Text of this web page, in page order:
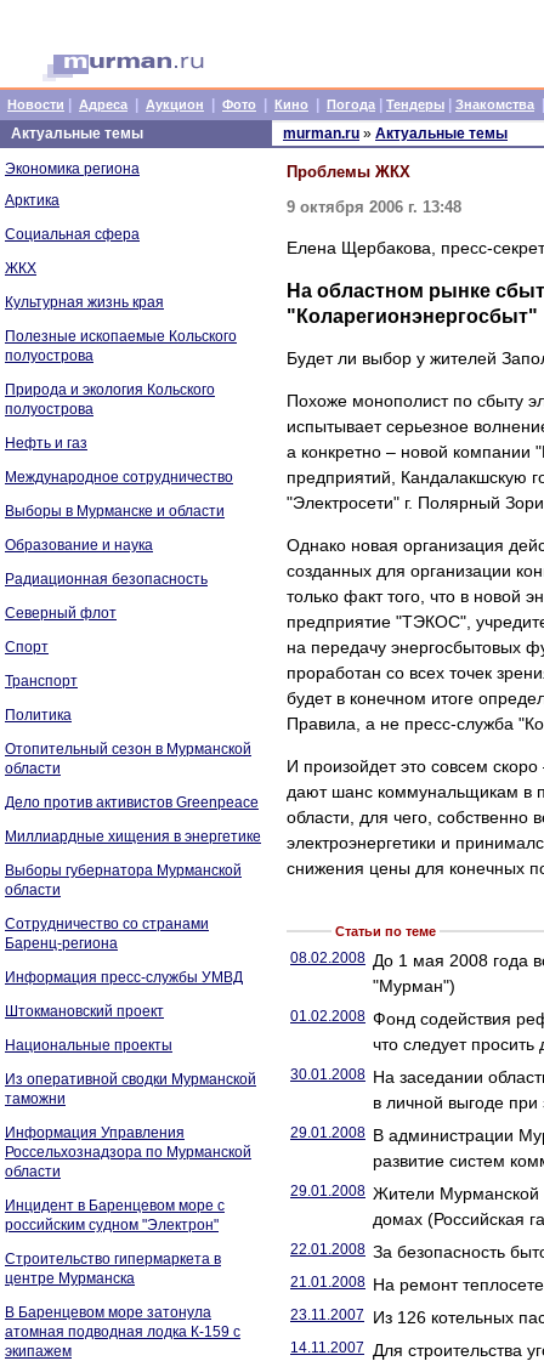
Новости Адреса Аукцион Фото Кино Погода Тендеры Знакомства
Актуальные темы
Экономика региона
Арктика
Социальная сфера
ЖКХ
Культурная жизнь края
Полезные ископаемые Кольского
полуострова
Природа и экология Кольского
полуострова
Нефть и газ
Международное сотрудничество
Выборы в Мурманске и области
Образование и наука
Радиационная безопасность
Северный флот
Спорт
Транспорт
Политика
Отопительный сезон в Мурманской
области
Дело против активистов Greenpeace
Миллиардные хищения в энергетике
Выборы губернатора Мурманской
области
Сотрудничество со странами
Баренц-региона
Информация пресс-службы УМВД
Штокмановский проект
Национальные проекты
Из оперативной сводки Мурманской
таможни
Информация Управления
Россельхознадзора по Мурманской
области
Инцидент в Баренцевом море с
российским судном "Электрон"
Строительство гипермаркета в
центре Мурманска
В Баренцевом море затонула
атомная подводная лодка К-159 с
экипажем
murman.ru » Актуальные темы
Проблемы ЖКХ
9 октября 2006 г. 13:48
Елена Щербакова, пресс-
На областном рынке
"Коларегионэнергосбыт"
Будет ли выбор у жителей
Похоже монополист по сбыту
испытывает серьезное
а конкретно – новой компании
предприятий, Кандалакшскую
"Электросети" г. Полярный
Однако новая организация
созданных для организации
только факт того, что в новой
предприятие "ТЭКОС",
на передачу энергосбытовых
проработан со всех точек
будет в конечном итоге
Правила, а не пресс-служба
И произойдет это совсем
дают шанс коммунальщикам в
области, для чего, собственно
электроэнергетики и
снижения цены для конечных
Статьи по теме
08.02.2008 До 1 мая 2008 года
"Мурман")
01.02.2008 Фонд содействия
что следует
30.01.2008 На заседании
в личной выгоде
29.01.2008 В администрации
развитие систем
29.01.2008 Жители Мурманской
домах (Российская
22.01.2008 За безопасность
21.01.2008 На ремонт
23.11.2007 Из 126 котельных
14.11.2007
Для строительства